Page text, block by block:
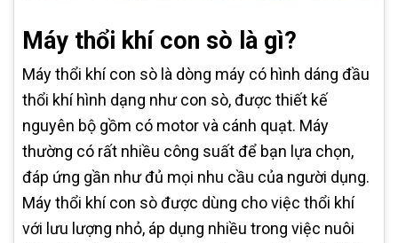
Máy thổi khí con sò là gì?
Máy thổi khí con sò là dòng máy có hình dáng đầu
thổi khí hình dạng như con sò, được thiết kế
nguyên bộ gồm có motor và cánh quạt. Máy
thường có rất nhiều công suất để bạn lựa chọn,
đáp ứng gần như đủ mọi nhu cầu của người dụng.
Máy thổi khí con sò được dùng cho việc thổi khí
với lưu lượng nhỏ, áp dụng nhiều trong việc nuôi